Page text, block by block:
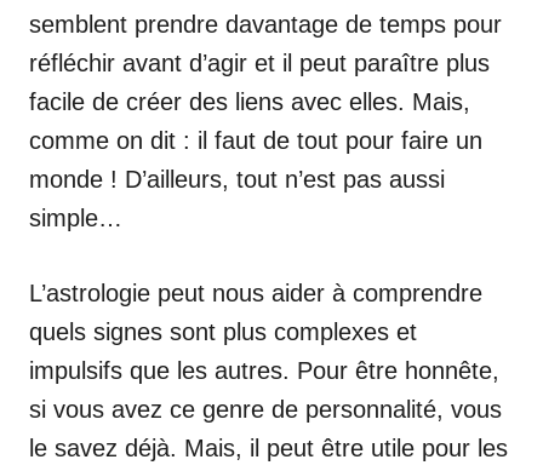
semblent prendre davantage de temps pour
réfléchir avant d’agir et il peut paraître plus
facile de créer des liens avec elles. Mais,
comme on dit : il faut de tout pour faire un
monde ! D’ailleurs, tout n’est pas aussi
simple…
L’astrologie peut nous aider à comprendre
quels signes sont plus complexes et
impulsifs que les autres. Pour être honnête,
si vous avez ce genre de personnalité, vous
le savez déjà. Mais, il peut être utile pour les